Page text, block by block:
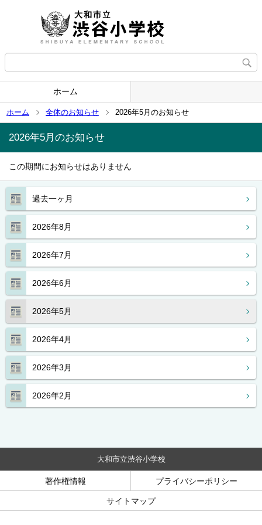
ホーム
ホーム 全体のお知らせ 2026年5月のお知らせ
過去一ヶ月
2026年8月
2026年7月
2026年6月
2026年5月
2026年4月
2026年3月
2026年2月
2026年5月のお知らせ
この期間にお知らせはありません
大和市立渋谷小学校
著作権情報 プライバシーポリシー
サイトマップ